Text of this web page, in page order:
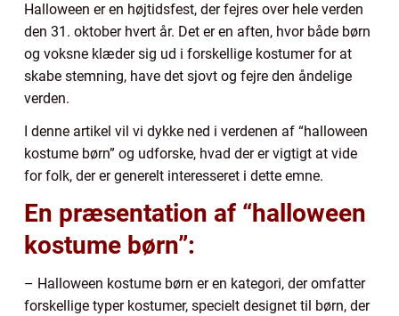
Halloween er en højtidsfest, der fejres over hele verden
den 31. oktober hvert år. Det er en aften, hvor både børn
og voksne klæder sig ud i forskellige kostumer for at
skabe stemning, have det sjovt og fejre den åndelige
verden.
I denne artikel vil vi dykke ned i verdenen af “halloween
kostume børn” og udforske, hvad der er vigtigt at vide
for folk, der er generelt interesseret i dette emne.
En præsentation af “halloween
kostume børn”:
– Halloween kostume børn er en kategori, der omfatter
forskellige typer kostumer, specielt designet til børn, der